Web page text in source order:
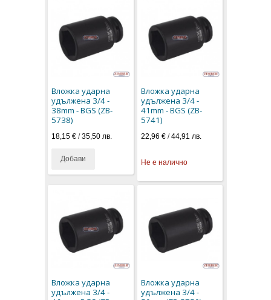
Вложка ударна
удължена 3/4 -
38mm - BGS (ZB-
5738)
18,15 € /35,50 лв.
Добави
Вложка ударна
удължена 3/4 -
41mm - BGS (ZB-
5741)
22,96 €/44,91 лв.
Не е налично
Вложка ударна
удължена 3/4 -
Вложка ударна
удължена 3/4 -